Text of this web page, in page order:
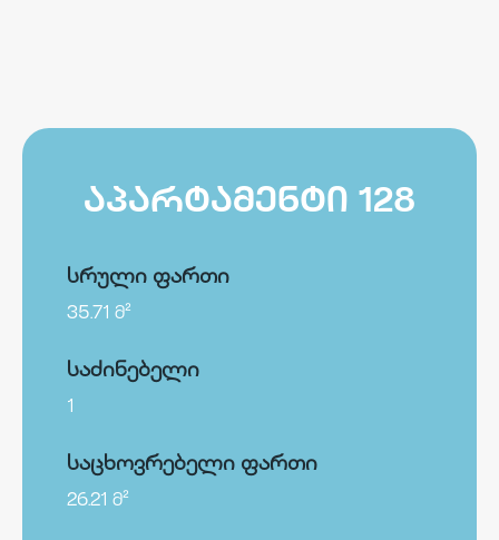
ᲐᲞᲐᲠᲢᲐᲛᲔᲜᲢᲘ 128
სრული ფართი
35.71 მ²
საძინებელი
1
საცხოვრებელი ფართი
26.21 მ²